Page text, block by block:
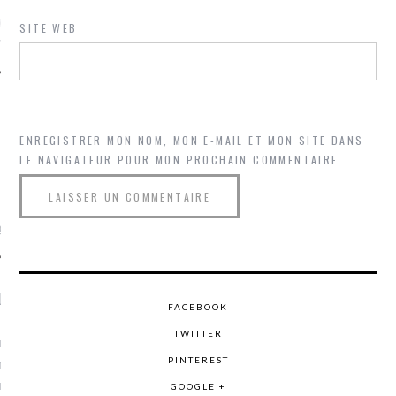
sur la-femme-qui-
MOI SUR
TWITTER
@Isa_Monrozier
ARCACHON
je t'aime, my little bassin
comment ? "
SITE WEB
ENREGISTRER MON NOM, MON E-MAIL ET MON SITE DANS
LE NAVIGATEUR POUR MON PROCHAIN COMMENTAIRE.
FACEBOOK
TWITTER
PINTEREST
GOOGLE +